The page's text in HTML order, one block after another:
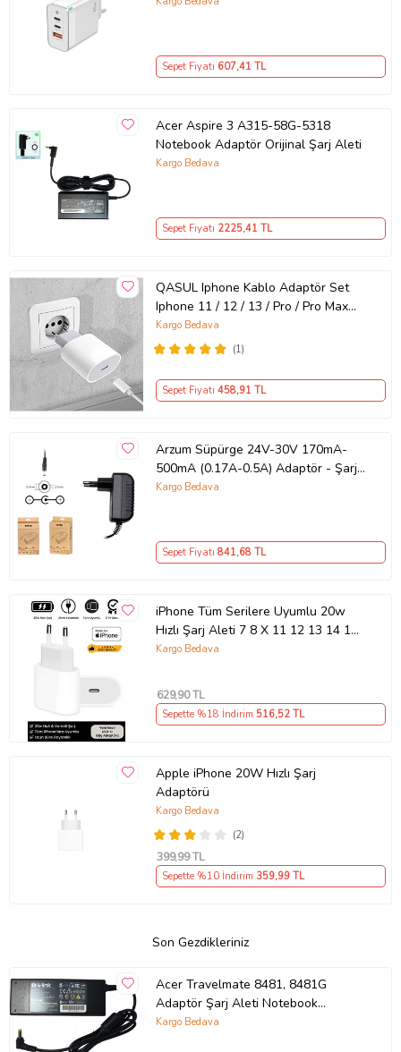
Adaptörü – Type-C ve USB Çıkışlı,
Evrensel 65W Duvar Tipi Şarj
Sepet Fiyatı 607,41 TL
Acer Aspire 3 A315-58G-5318
Notebook Adaptör Orijinal Şarj Aleti
Kargo Bedava
Sepet Fiyatı 2225,41 TL
QASUL Iphone Kablo Adaptör Set
Iphone 11 / 12 / 13 / Pro / Pro Max
Uyumlu Şarj Aleti Seti
(1)
Kargo Bedava
Sepet Fiyatı 458,91 TL
Arzum Süpürge 24V-30V 170mA-
500mA (0.17A-0.5A) Adaptör - Şarj
Aleti RETRO
Kargo Bedava
Sepet Fiyatı 841,68 TL
iPhone Tüm Serilere Uyumlu 20w
Hızlı Şarj Aleti 7 8 X 11 12 13 14 15
16 İçin Type-C Girişli Adaptör
Kargo Bedava
629,90 TL
Sepette %18 İndirim 516,52 TL
Apple iPhone 20W Hızlı Şarj
Adaptörü
(2)
Kargo Bedava
399,99 TL
Sepette %10 İndirim 359,99 TL
Son Gezdikleriniz
Acer Travelmate 8481, 8481G
Adaptör Şarj Aleti Notebook
Adaptörü (Siyah)
Kargo Bedava